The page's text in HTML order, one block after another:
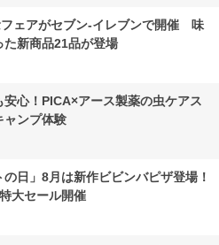
ェアがセブン-イレブンで開催 味
新商品21品が登場
安心！PICA×アース製薬の虫ケアス
ャンプ体験
日」8月は新作ビビンバピザ登場！
大セール開催